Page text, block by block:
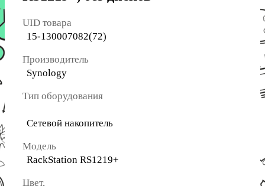
UID товара
15-130007082(72)
Производитель
Synology
Тип оборудования
Сетевой накопитель
Модель
RackStation RS1219+
Цвет,